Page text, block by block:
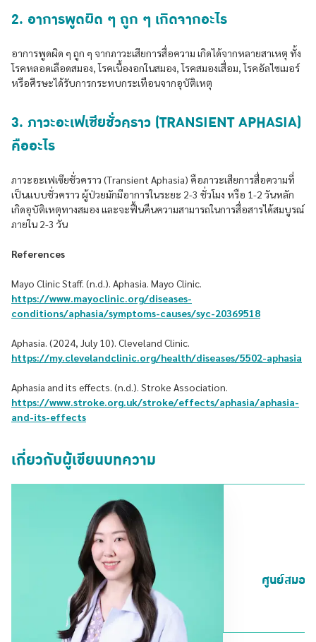
2. อาการพูดผิด ๆ ถูก ๆ เกิดจากอะไร
อาการพูดผิด ๆ ถูก ๆ จากภาวะเสียการสื่อความ เกิดได้จากหลายสาเหตุ ทั้ง
โรคหลอดเลือดสมอง, โรคเนื้องอกในสมอง, โรคสมองเสื่อม, โรคอัลไซเมอร์
หรือศีรษะได้รับการกระทบกระเทือนจากอุบัติเหตุ
3. ภาวะอะเฟเซียชั่วคราว (TRANSIENT APHASIA)
คืออะไร
ภาวะอะเฟเซียชั่วคราว (Transient Aphasia) คือภาวะเสียการสื่อความที่
เป็นแบบชั่วคราว ผู้ป่วยมักมีอาการในระยะ 2-3 ชั่วโมง หรือ 1-2 วันหลัก
เกิดอุบัติเหตุทางสมอง และจะฟื้นคืนความสามารถในการสื่อสารได้สมบูรณ์
ภายใน 2-3 วัน
References
Mayo Clinic Staff. (n.d.). Aphasia. Mayo Clinic.
https://www.mayoclinic.org/diseases-
conditions/aphasia/symptoms-causes/syc-20369518
Aphasia. (2024, July 10). Cleveland Clinic.
https://my.clevelandclinic.org/health/diseases/5502-aphasia
Aphasia and its effects. (n.d.). Stroke Association.
https://www.stroke.org.uk/stroke/effects/aphasia/aphasia-
and-its-effects
เกี่ยวกับผู้เขียนบทความ
ศูนย์สมอง